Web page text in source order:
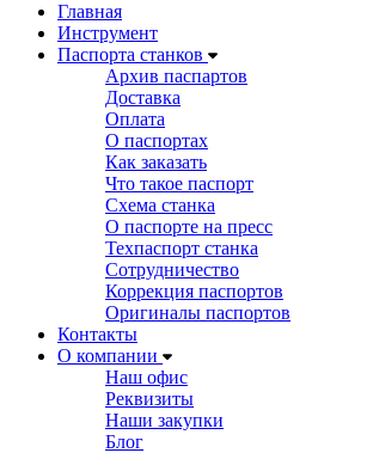
Главная
Инструмент
Паспорта станков
Архив паспартов
Доставка
Оплата
О паспортах
Как заказать
Что такое паспорт
Схема станка
О паспорте на пресс
Техпаспорт станка
Сотрудничество
Коррекция паспортов
Оригиналы паспортов
Контакты
О компании
Наш офис
Реквизиты
Наши закупки
Блог